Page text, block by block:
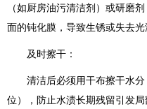
（如厨房油污清洁剂）或研磨
面的钝化膜，导致生锈或失去光
及时擦干：
清洁后必须用干布擦干水分
位），防止水渍长期残留引发局